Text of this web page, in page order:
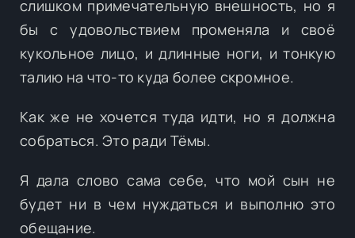
слишком примечательную внешность, но я
бы с удовольствием променяла и своё
кукольное лицо, и длинные ноги, и тонкую
талию на что-то куда более скромное.
Как же не хочется туда идти, но я должна
собраться. Это ради Тёмы.
Я дала слово сама себе, что мой сын не
будет ни в чем нуждаться и выполню это
обещание.